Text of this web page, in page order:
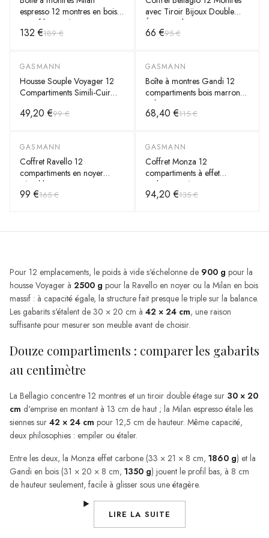
espresso 12 montres en bois
massif biseauté
132 €189 €
avec Tiroir Bijoux Double
Étage Simili-Cuir Noir
66 €95 €
-50%
GASMANN
Housse Souple Voyager 12
Compartiments Simili-Cuir
49,20 €99 €
-40%
GASMANN
Boîte à montres Gandi 12
compartiments bois marron
café vernis
68,40 €115 €
-40%
GASMANN
Coffret Ravello 12
compartiments en noyer
véritable : rangement montres
99 €165 €
-30%
GASMANN
Coffret Monza 12
compartiments à effet
carbone tissé pour montres
94,20 €135 €
Pour 12 emplacements, le poids à vide s'échelonne de 900 g pour la
housse Voyager à 2500 g pour la Ravello en noyer ou la Milan en bois
massif : à capacité égale, la structure fait presque le triple sur la balance.
Les gabarits s'étalent de 30 × 20 cm à 42 × 24 cm, une raison
suffisante pour mesurer son meuble avant de choisir.
Douze compartiments : comparer les gabarits
au centimètre
La Bellagio concentre 12 montres et un tiroir double étage sur 30 × 20
cm d'emprise en montant à 13 cm de haut ; la Milan espresso étale les
siennes sur 42 × 24 cm pour 12,5 cm de hauteur. Même capacité,
deux philosophies : empiler ou étaler.
Entre les deux, la Monza effet carbone (33 × 21 × 8 cm, 1860 g) et la
Gandi en bois (31 × 20 × 8 cm, 1350 g) jouent le profil bas, à 8 cm
de hauteur seulement, facile à glisser sous une étagère.
LIRE LA SUITE